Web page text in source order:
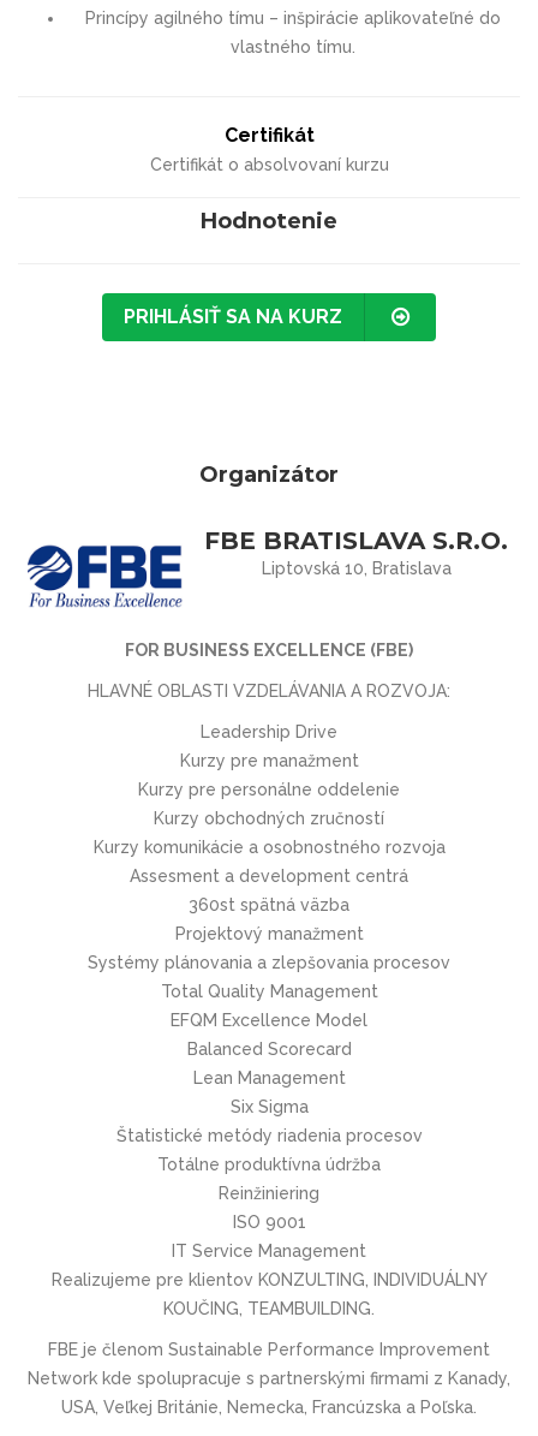
Princípy agilného tímu – inšpirácie aplikovateľné do
vlastného tímu.
Certifikát
Certifikát o absolvovaní kurzu
Hodnotenie
PRIHLÁSIŤ SA NA KURZ
Organizátor
FBE BRATISLAVA S.R.O.
Liptovská 10, Bratislava
FOR BUSINESS EXCELLENCE (FBE)
HLAVNÉ OBLASTI VZDELÁVANIA A ROZVOJA:
Leadership Drive
Kurzy pre manažment
Kurzy pre personálne oddelenie
Kurzy obchodných zručností
Kurzy komunikácie a osobnostného rozvoja
Assesment a development centrá
360st spätná väzba
Projektový manažment
Systémy plánovania a zlepšovania procesov
Total Quality Management
EFQM Excellence Model
Balanced Scorecard
Lean Management
Six Sigma
Štatistické metódy riadenia procesov
Totálne produktívna údržba
Reinžiniering
ISO 9001
IT Service Management
Realizujeme pre klientov KONZULTING, INDIVIDUÁLNY
KOUČING, TEAMBUILDING.
FBE je členom Sustainable Performance Improvement
Network kde spolupracuje s partnerskými firmami z Kanady,
USA, Veľkej Británie, Nemecka, Francúzska a Poľska.